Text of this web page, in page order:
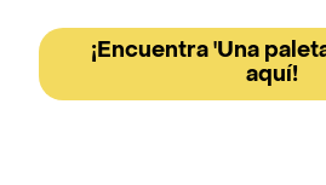
¡Encuentra 'Una
aquí!